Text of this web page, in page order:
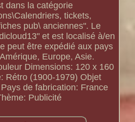
dans la catégorie
tickets,
pub\ anciennes". Le
et est localisé à/en
peut être expédié aux pays
Europe, Asie.
Dimensions: 120 x 160
Rétro (1900-1979) Objet
Pays de fabrication: France
Publicité